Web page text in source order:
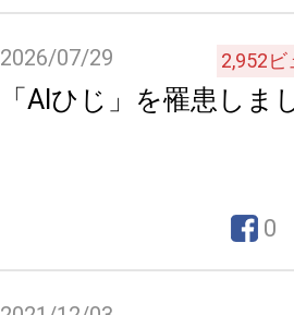
2026/07/29 2,952ビ
「AIひじ」を罹患しま
0